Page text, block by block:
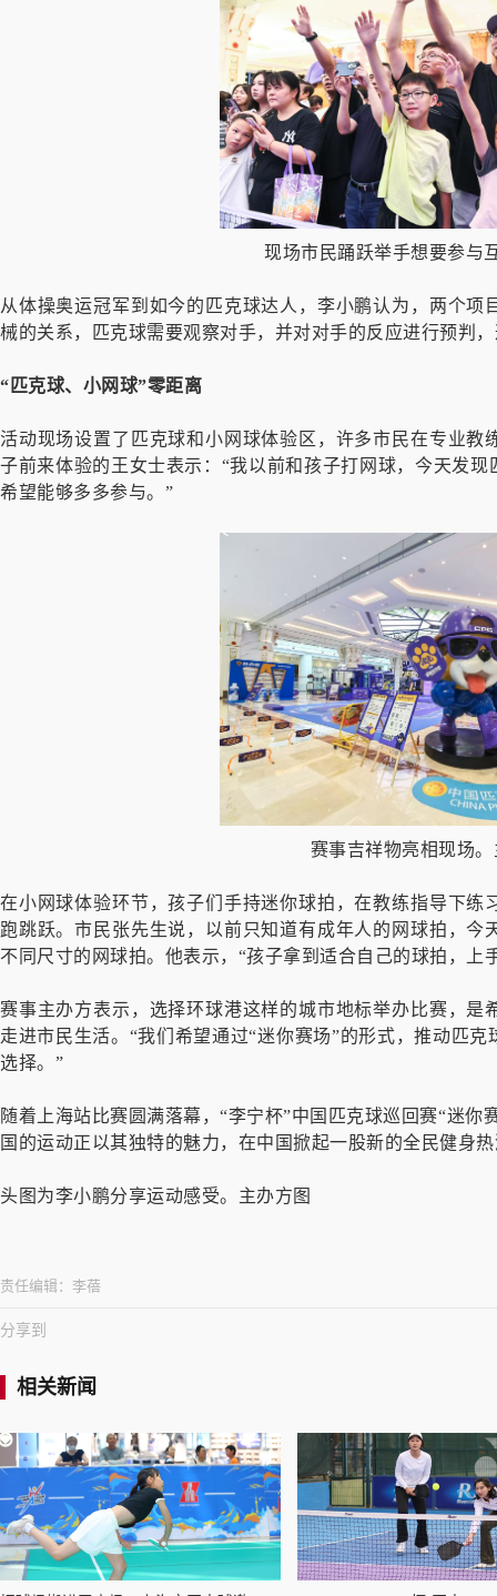
现场市民踊跃举手想要参与
从体操奥运冠军到如今的匹克球达人，李小鹏认为，两个项
械的关系，
匹克球需要观察对手，并对对手的反应进行预判
“匹克球、小网球”零距离
活动现场设置了匹克球和小网球体验区，许多市民在专业
子前来体验的王女士表示：“我以前和孩子打网球，今天发
希望能够多多参与。”
赛事吉祥物亮相现场
在小网球体验环节，孩子们手持迷你球拍，在教练指导下
跑跳跃。市民张先生说，以前只知道有成年人的网球拍，
不同尺寸的网球拍。他表示，“孩子拿到适合自己的球拍，上
赛事主办方表示，选择环球港这样的城市地标举办比赛，
走进市民生活。“我们希望通过“迷你赛场”的形式，推动匹
选择。”
随着上海站比赛圆满落幕，“李宁杯”中国匹克球巡回赛“迷
国的运动正以其独特的魅力，在中国掀起一股新的全民健身
头图为李小鹏分享运动感受。主办方图
责任编辑： 李蓓
分享到
相关新闻